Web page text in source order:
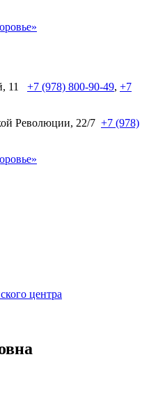
11 +7 (978) 800-90-49, +7
Революции, 22/7 +7 (978)
центра